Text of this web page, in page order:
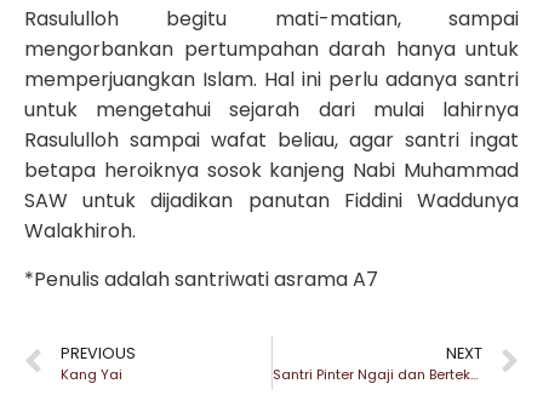
Rasululloh begitu mati-matian, sampai
mengorbankan pertumpahan darah hanya untuk
memperjuangkan Islam. Hal ini perlu adanya santri
untuk mengetahui sejarah dari mulai lahirnya
Rasululloh sampai wafat beliau, agar santri ingat
betapa heroiknya sosok kanjeng Nabi Muhammad
SAW untuk dijadikan panutan Fiddini Waddunya
Walakhiroh.
*Penulis adalah santriwati asrama A7
PREVIOUS
Kang Yai
NEXT
Santri Pinter Ngaji dan Berteknologi